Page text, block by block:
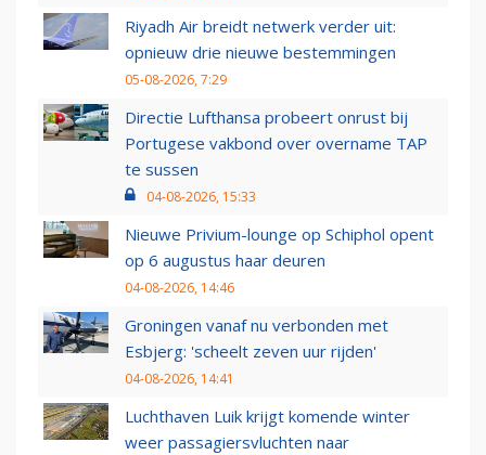
Riyadh Air breidt netwerk verder uit:
opnieuw drie nieuwe bestemmingen
05-08-2026, 7:29
Directie Lufthansa probeert onrust bij
Portugese vakbond over overname TAP
te sussen
04-08-2026, 15:33
Nieuwe Privium-lounge op Schiphol opent
op 6 augustus haar deuren
04-08-2026, 14:46
Groningen vanaf nu verbonden met
Esbjerg: 'scheelt zeven uur rijden'
04-08-2026, 14:41
Luchthaven Luik krijgt komende winter
weer passagiersvluchten naar